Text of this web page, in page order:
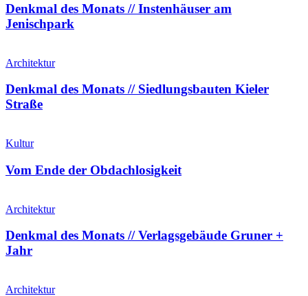
Denkmal des Monats // Instenhäuser am
Jenischpark
Architektur
Denkmal des Monats // Siedlungsbauten Kieler
Straße
Kultur
Vom Ende der Obdachlosigkeit
Architektur
Denkmal des Monats // Verlagsgebäude Gruner +
Jahr
Architektur